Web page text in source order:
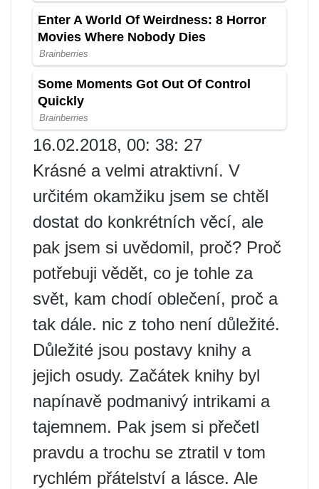
16.02.2018, 00: 38: 27
Krásné a velmi atraktivní. V
určitém okamžiku jsem se chtěl
dostat do konkrétních věcí, ale
pak jsem si uvědomil, proč? Proč
potřebuji vědět, co je tohle za
svět, kam chodí oblečení, proč a
tak dále. nic z toho není důležité.
Důležité jsou postavy knihy a
jejich osudy. Začátek knihy byl
napínavě podmanivý intrikami a
tajemnem. Pak jsem si přečetl
pravdu a trochu se ztratil v tom
rychlém přátelství a lásce. Ale